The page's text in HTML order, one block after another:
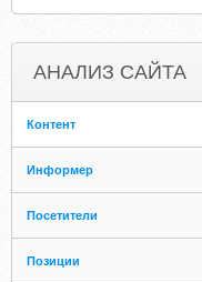
АНАЛИЗ САЙТА
Контент
Информер
Посетители
Позиции